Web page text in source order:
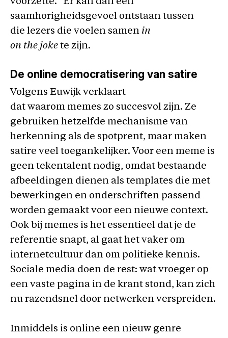
saamhorigheidsgevoel ontstaan tussen
die lezers die voelen samen in
on the joke te zijn.
De online democratisering van satire
Volgens Euwijk verklaart
dat waarom memes zo succesvol zijn. Ze
gebruiken hetzelfde mechanisme van
herkenning als de spotprent, maar maken
satire veel toegankelijker. Voor een meme is
geen tekentalent nodig, omdat bestaande
afbeeldingen dienen als templates die met
bewerkingen en onderschriften passend
worden gemaakt voor een nieuwe context.
Ook bij memes is het essentieel dat je de
referentie snapt, al gaat het vaker om
internetcultuur dan om politieke kennis.
Sociale media doen de rest: wat vroeger op
een vaste pagina in de krant stond, kan zich
nu razendsnel door netwerken verspreiden.
Inmiddels is online een nieuw genre